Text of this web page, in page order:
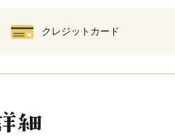
クレジットカード